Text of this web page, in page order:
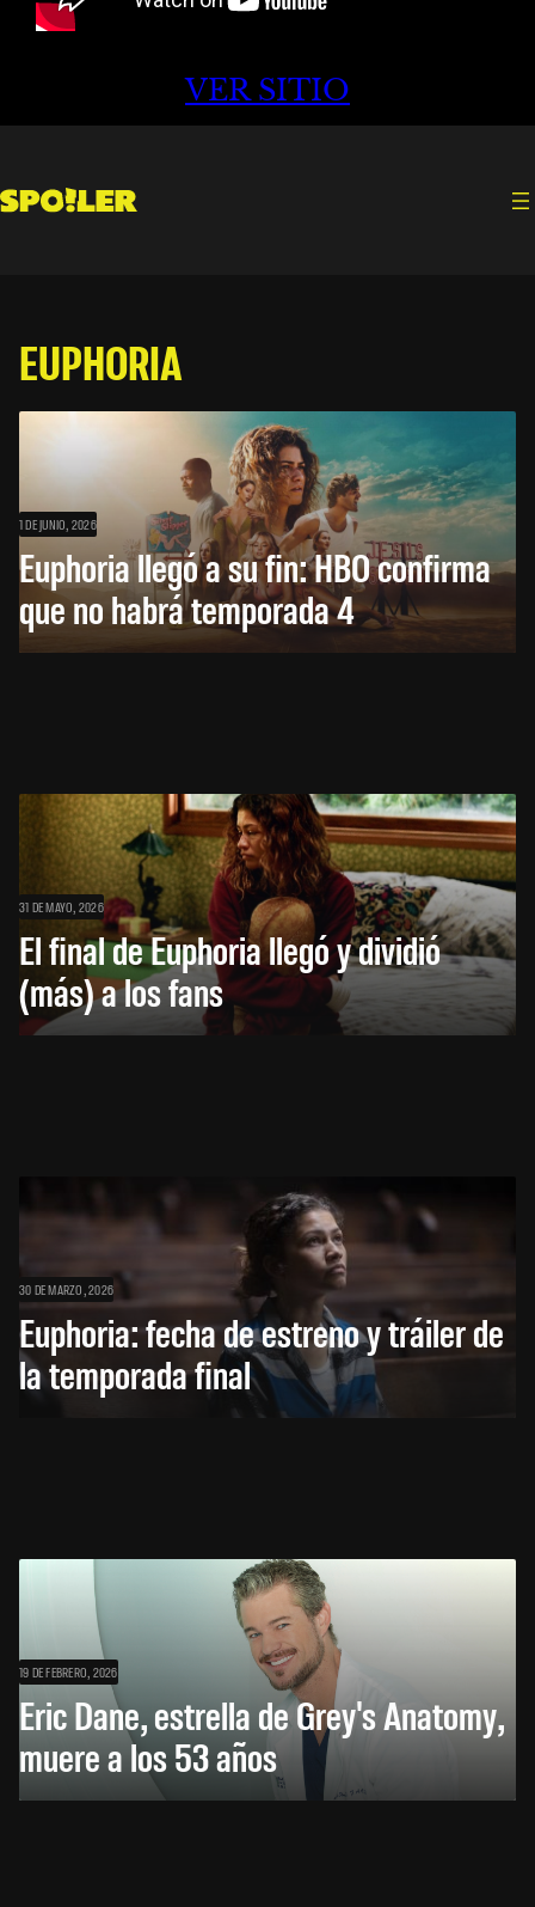
VER SITIO
EUPHORIA
1 DE JUNIO, 2026
Euphoria llegó a su fin: HBO confirma
que no habrá temporada 4
31 DE MAYO, 2026
El final de Euphoria llegó y dividió
(más) a los fans
30 DE MARZO, 2026
Euphoria: fecha de estreno y tráiler de
la temporada final
19 DE FEBRERO, 2026
Eric Dane, estrella de Grey's Anatomy,
muere a los 53 años